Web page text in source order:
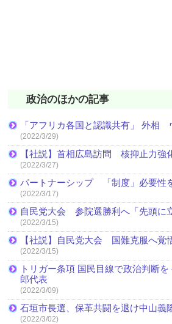
政治のほかの記事
「アフリカ各国と認識共有」 外相
(2022/3/29)
【社説】首相広島訪問 核抑止力強
(2022/3/27)
パートナーシップ 「制度」必要性
(2022/3/17)
自民党大会 参院選勝利へ「先頭に
(2022/3/15)
【社説】自民党大会 国難克服へ覚
(2022/3/15)
トリガー条項 国民目線で政治判断
郎代表
(2022/3/09)
石垣市長選、保革共闘を退け中山義
(2022/3/02)